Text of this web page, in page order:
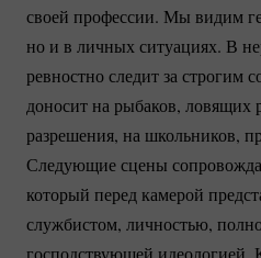
своей профессии. Мы видим
но и в личных ситуациях. В
ревностно следит за
доносит на рыбаков, ловящих
разрешения, на школьников,
Следующие сцены
который перед камерой
службистом, личностью,
господствующей идеологией.